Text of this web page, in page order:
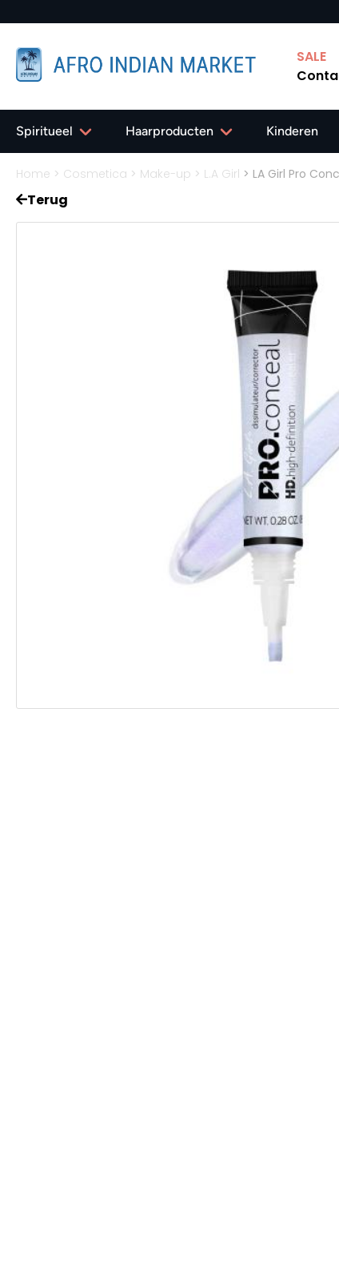
SALE
Spiritueel Haarproducten Kinderen
Home > Cosmetica > Make-up > L.A Girl > LA Girl Pro
Terug